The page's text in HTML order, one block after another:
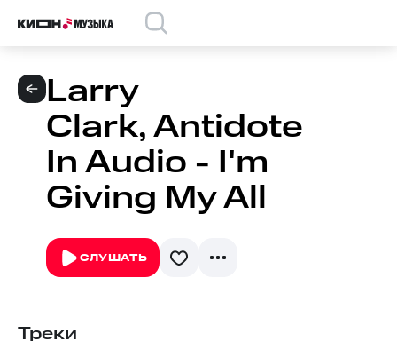
Larry
Clark, Antidote
In Audio - I'm
Giving My All
СЛУШАТЬ
Треки